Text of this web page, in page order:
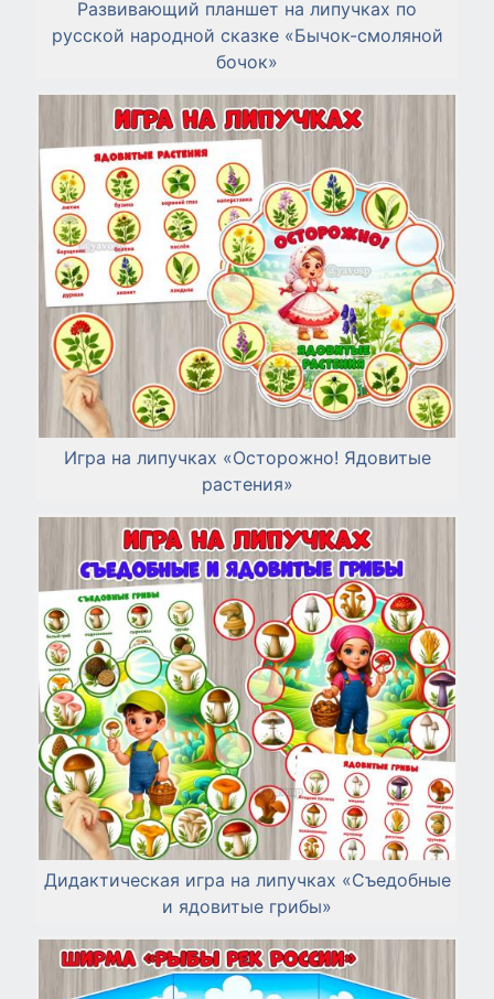
Развивающий планшет на липучках по
русской народной сказке «Бычок-смоляной
бочок»
Игра на липучках «Осторожно! Ядовитые
растения»
Дидактическая игра на липучках «Съедобные
и ядовитые грибы»